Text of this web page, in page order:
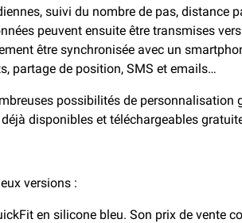
suivi du nombre de pas, distance
peuvent ensuite être transmises
être synchronisée avec un
partage de position, SMS et emails…
possibilités de personnalisation
disponibles et téléchargeables
versions :
en silicone bleu. Son prix de vente